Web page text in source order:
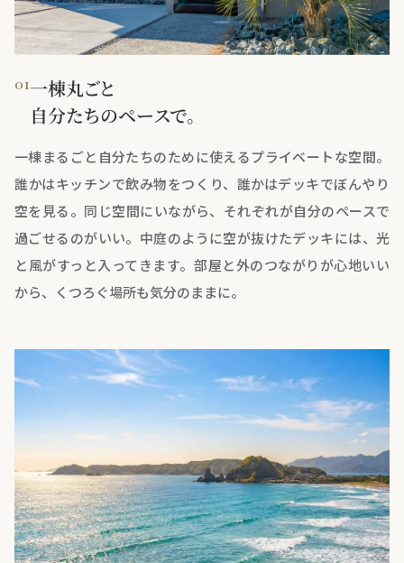
01一棟丸ごと
自分たちのペースで。
一棟まるごと自分たちのために使えるプライベートな空間。
誰かはキッチンで飲み物をつくり、誰かはデッキでぼんやり
空を見る。同じ空間にいながら、それぞれが自分のペースで
過ごせるのがいい。中庭のように空が抜けたデッキには、光
と風がすっと入ってきます。部屋と外のつながりが心地いい
から、くつろぐ場所も気分のままに。